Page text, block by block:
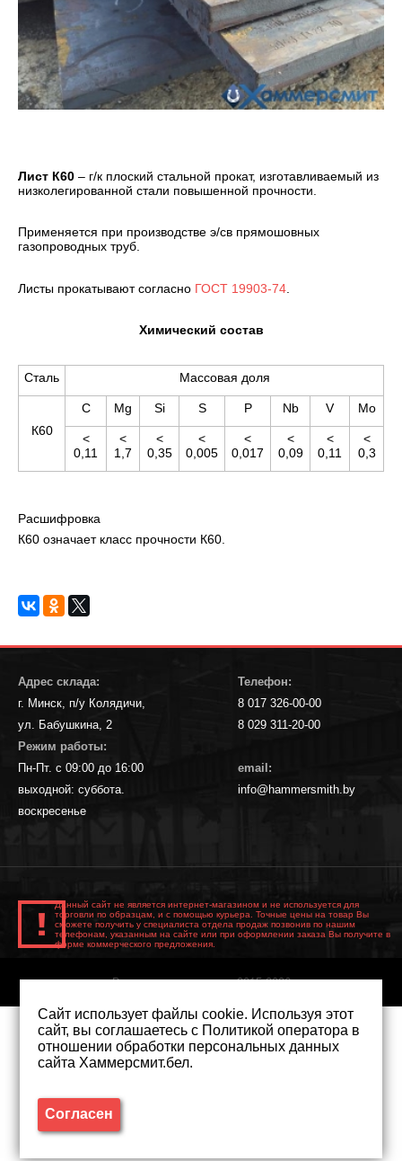
Лист К60 – г/к плоский стальной прокат, изготавливаемый из
низколегированной стали повышенной прочности.
Применяется при производстве э/св прямошовных
газопроводных труб.
Листы прокатывают согласно ГОСТ 19903-74
Химический состав
Сталь Массовая доля
К60
C Mg Si S P Nb V Mo
<
0,11
<
1,7
<
0,35
<
0,005
<
0,017
<
0,09
<
0,11
<
0,3
Расшифровка
К60 означает класс прочности К60.
Адрес склада:
г. Минск, п/у Колядичи,
ул. Бабушкина, 2
Режим работы:
Пн-Пт. с 09:00 до 16:00
выходной: суббота.
воскресенье
Телефон:
8 017 326-00-00
8 029 311-20-00
email:
info@hammersmith.by
Данный сайт не является интернет-магазином и не используется для
торговли по образцам, и с помощью курьера. Точные цены на товар Вы
сможете получить у специалиста отдела продаж позвонив по нашим
телефонам, указанным на сайте или при оформлении заказа Вы получите в
форме коммерческого предложения.
Все права защищены. 2015-2026
Сайт использует файлы cookie. Используя этот
сайт, вы соглашаетесь с Политикой оператора в
отношении обработки персональных данных
сайта Хаммерсмит.бел.
Согласен